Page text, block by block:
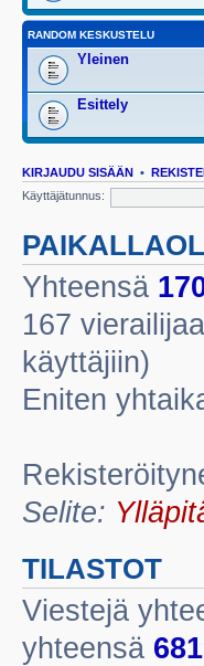
RANDOM KESKUSTELU
Yleinen
Esittely
KIRJAUDU SISÄÄN •
Käyttäjätunnus:
Yhteensä
167
käyttäjiin)
Eniten
Selite:
TILASTOT
Viestejä
yhteensä